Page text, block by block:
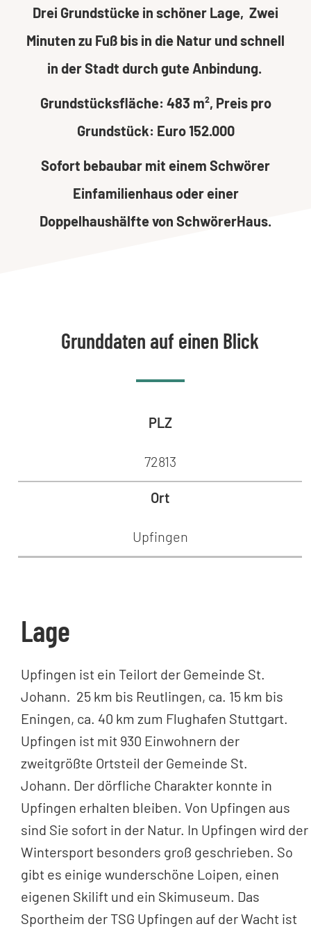
Drei Grundstücke in schöner Lage, Zwei
Minuten zu Fuß bis in die Natur und schnell
in der Stadt durch gute Anbindung.
Grundstücksfläche: 483 m², Preis pro
Grundstück: Euro 152.000
Sofort bebaubar mit einem Schwörer
Einfamilienhaus oder einer
Doppelhaushälfte von SchwörerHaus.
Grunddaten auf einen Blick
PLZ
72813
Ort
Upfingen
Lage
Upfingen ist ein Teilort der Gemeinde St.
Johann. 25 km bis Reutlingen, ca. 15 km bis
Eningen, ca. 40 km zum Flughafen Stuttgart.
Upfingen ist mit 930 Einwohnern der
zweitgrößte Ortsteil der Gemeinde St.
Johann. Der dörfliche Charakter konnte in
Upfingen erhalten bleiben. Von Upfingen aus
sind Sie sofort in der Natur. In Upfingen wird der
Wintersport besonders groß geschrieben. So
gibt es einige wunderschöne Loipen, einen
eigenen Skilift und ein Skimuseum. Das
Sportheim der TSG Upfingen auf der Wacht ist